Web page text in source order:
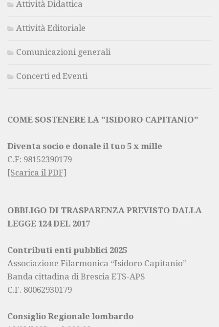
Attività Didattica
Attività Editoriale
Comunicazioni generali
Concerti ed Eventi
COME SOSTENERE LA "ISIDORO CAPITANIO"
Diventa socio e donale il tuo 5 x mille
C.F: 98152390179
[Scarica il PDF]
OBBLIGO DI TRASPARENZA PREVISTO DALLA
LEGGE 124 DEL 2017
Contributi enti pubblici 2025
Associazione Filarmonica “Isidoro Capitanio”
Banda cittadina di Brescia ETS-APS
C.F. 80062930179
Consiglio Regionale lombardo